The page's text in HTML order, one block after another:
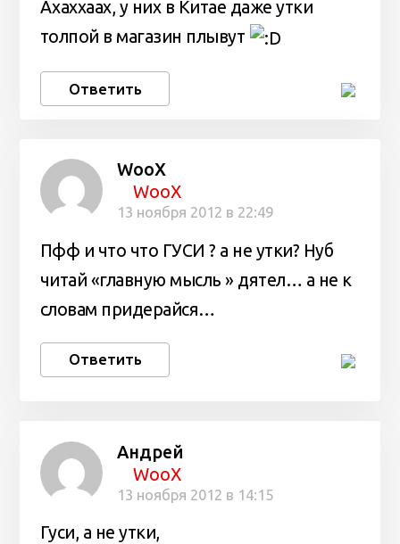
Ахаххаах, у них в Китае даже утки
толпой в магазин плывут
Ответить
WooX
WooX
13 ноября 2012 в 22:49
Пфф и что что ГУСИ ? а не утки? Нуб
читай «главную мысль » дятел… а не к
словам придерайся…
Ответить
Андрей
WooX
13 ноября 2012 в 14:15
Гуси, а не утки,